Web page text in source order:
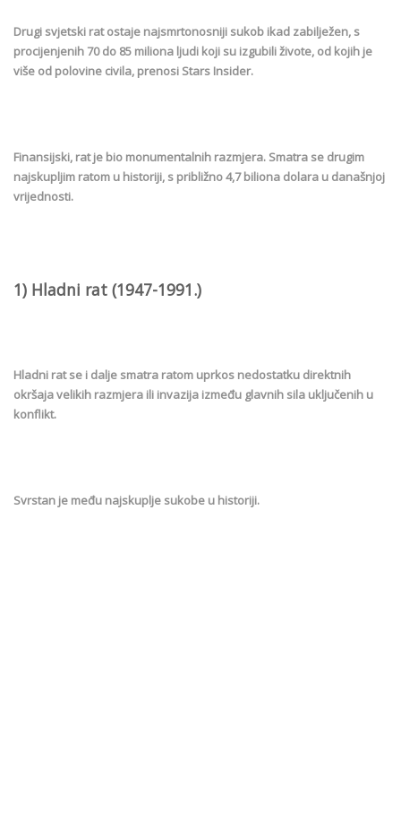
Drugi svjetski rat ostaje najsmrtonosniji sukob ikad zabilježen, s
procijenjenih 70 do 85 miliona ljudi koji su izgubili živote, od kojih je
više od polovine civila, prenosi Stars Insider.
Finansijski, rat je bio monumentalnih razmjera. Smatra se drugim
najskupljim ratom u historiji, s približno 4,7 biliona dolara u današnjoj
vrijednosti.
1) Hladni rat (1947-1991.)
Hladni rat se i dalje smatra ratom uprkos nedostatku direktnih
okršaja velikih razmjera ili invazija između glavnih sila uključenih u
konflikt.
Svrstan je među najskuplje sukobe u historiji.